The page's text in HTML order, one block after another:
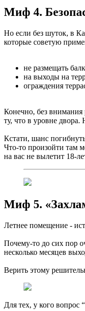
Миф 4.
Но если без шуток, в
которые советую
не размещать
на выходы на
ограждения
Конечно, без внимания
ту, что в уровне двора.
Кстати, шанс
Что-то произойти там
на вас не вылетит 18-
Миф 5.
Летнее помещение -
Почему-то до сих пор
несколько месяцев
Верить этому
Для тех, у кого вопрос